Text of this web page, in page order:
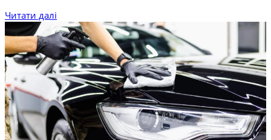
Читати далі